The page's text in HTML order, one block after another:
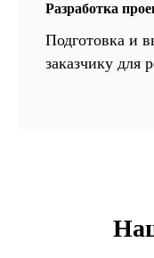
Разработка
Подготовка и
заказчику для